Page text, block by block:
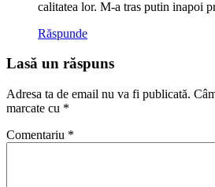
calitatea lor. M-a tras putin inapoi
Răspunde
Lasă un răspuns
Adresa ta de email nu va fi publicată.
marcate cu *
Comentariu *